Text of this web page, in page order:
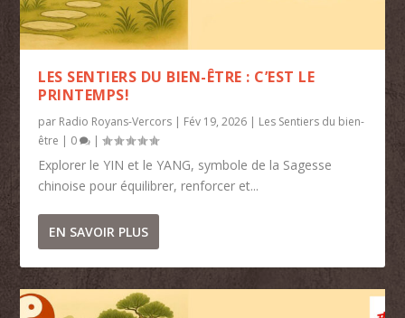
LES SENTIERS DU BIEN-ÊTRE : C’EST LE
PRINTEMPS!
par Radio Royans-Vercors | Fév 19, 2026 | Les Sentiers du bien-
être | 0 |
Explorer le YIN et le YANG, symbole de la Sagesse
chinoise pour équilibrer, renforcer et...
EN SAVOIR PLUS